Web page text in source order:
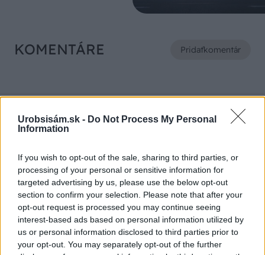
Urobsisám.sk - Do Not Process My Personal
Information
If you wish to opt-out of the sale, sharing to third parties, or
processing of your personal or sensitive information for
targeted advertising by us, please use the below opt-out
section to confirm your selection. Please note that after your
opt-out request is processed you may continue seeing
interest-based ads based on personal information utilized by
us or personal information disclosed to third parties prior to
your opt-out. You may separately opt-out of the further
KOMENTÁRE Pridaťkomentár
VIDEO